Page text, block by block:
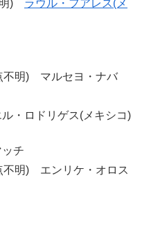
明) ラウル・フアレス(メ
不明) マルセヨ・ナバ
・ロドリゲス(メキシコ)
チ
明) エンリケ・オロス